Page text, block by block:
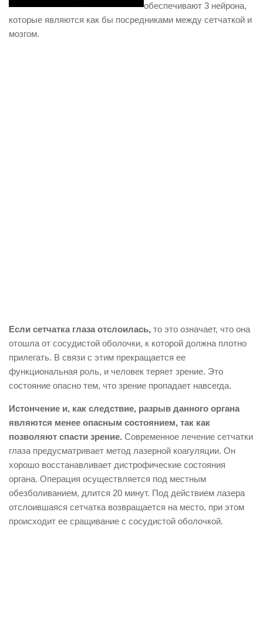
обеспечивают 3 нейрона,
которые являются как бы посредниками между сетчаткой и
мозгом.
Если сетчатка глаза отслоилась, то это означает, что она
отошла от сосудистой оболочки, к которой должна плотно
прилегать. В связи с этим прекращается ее
функциональная роль, и человек теряет зрение. Это
состояние опасно тем, что зрение пропадает навсегда.
Истончение и, как следствие, разрыв данного органа
являются менее опасным состоянием, так как
позволяют спасти зрение. Современное лечение сетчатки
глаза предусматривает метод лазерной коагуляции. Он
хорошо восстанавливает дистрофические состояния
органа. Операция осуществляется под местным
обезболиванием, длится 20 минут. Под действием лазера
отслоившаяся сетчатка возвращается на место, при этом
происходит ее сращивание с сосудистой оболочкой.